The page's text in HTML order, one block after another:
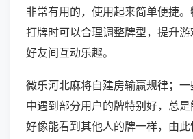
非常有用的，使用起来简单便捷
打牌时可以合理调整牌型，提升
好友间互动乐趣。
微乐河北麻将自建房输赢规律；
中遇到部分用户的牌特别好，总
好像能看到其他人的牌一样，由此